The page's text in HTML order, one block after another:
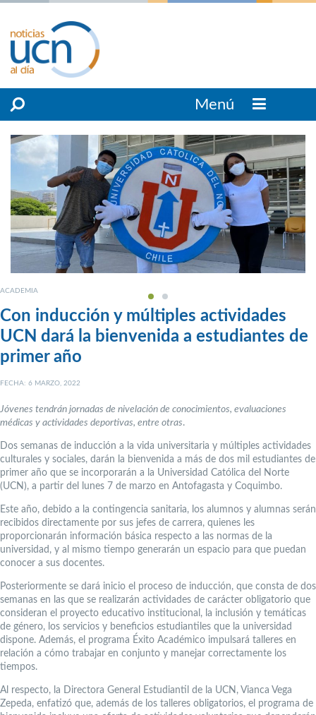
Menú
ACADEMIA
Con inducción y múltiples actividades
UCN dará la bienvenida a estudiantes de
primer año
FECHA: 6 MARZO, 2022
Jóvenes tendrán jornadas de nivelación de conocimientos, evaluaciones
médicas y actividades deportivas, entre otras.
Dos semanas de inducción a la vida universitaria y múltiples actividades
culturales y sociales, darán la bienvenida a más de dos mil estudiantes de
primer año que se incorporarán a la Universidad Católica del Norte
(UCN), a partir del lunes 7 de marzo en Antofagasta y Coquimbo.
Este año, debido a la contingencia sanitaria, los alumnos y alumnas serán
recibidos directamente por sus jefes de carrera, quienes les
proporcionarán información básica respecto a las normas de la
universidad, y al mismo tiempo generarán un espacio para que puedan
conocer a sus docentes.
Posteriormente se dará inicio el proceso de inducción, que consta de dos
semanas en las que se realizarán actividades de carácter obligatorio que
consideran el proyecto educativo institucional, la inclusión y temáticas
de género, los servicios y beneficios estudiantiles que la universidad
dispone. Además, el programa Éxito Académico impulsará talleres en
relación a cómo trabajar en conjunto y manejar correctamente los
tiempos.
Al respecto, la Directora General Estudiantil de la UCN, Vianca Vega
Zepeda, enfatizó que, además de los talleres obligatorios, el programa de